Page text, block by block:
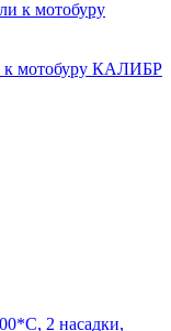
мотобуру КАЛИБР